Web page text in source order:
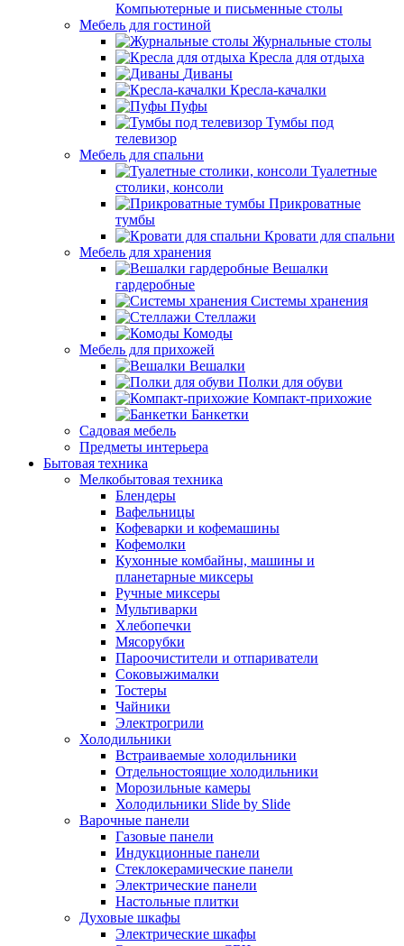
Компьютерные и письменные столы
Мебель для гостиной
Журнальные столы
Кресла для отдыха
Диваны
Кресла-качалки
Пуфы
Тумбы под
телевизор
Мебель для спальни
Туалетные
столики, консоли
Прикроватные
тумбы
Кровати для спальни
Мебель для хранения
Вешалки
гардеробные
Системы хранения
Стеллажи
Комоды
Мебель для прихожей
Вешалки
Полки для обуви
Компакт-прихожие
Банкетки
Садовая мебель
Предметы интерьера
Бытовая техника
Мелкобытовая техника
Блендеры
Вафельницы
Кофеварки и кофемашины
Кофемолки
Кухонные комбайны, машины и
планетарные миксеры
Ручные миксеры
Мультиварки
Хлебопечки
Мясорубки
Пароочистители и отпариватели
Соковыжималки
Тостеры
Чайники
Электрогрили
Холодильники
Встраиваемые холодильники
Отдельностоящие холодильники
Морозильные камеры
Холодильники Slide by Slide
Варочные панели
Газовые панели
Индукционные панели
Стеклокерамические панели
Электрические панели
Настольные плитки
Духовые шкафы
Электрические шкафы